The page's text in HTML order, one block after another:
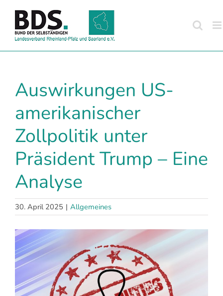
Inhalt
springen
Auswirkungen US-
amerikanischer
Zollpolitik unter
Präsident Trump – Eine
Analyse
30. April 2025 | Allgemeines
Zeige
grösseres
Bild